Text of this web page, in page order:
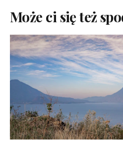
Może ci się też